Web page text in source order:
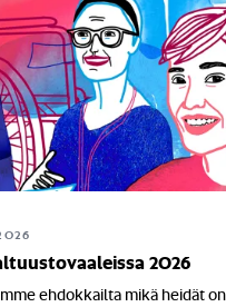
2026
ehdokkailta mikä heidät